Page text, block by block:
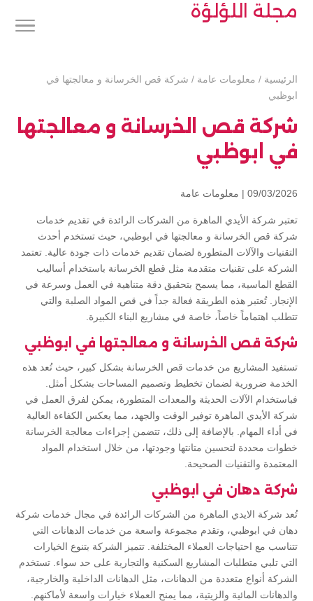
مجلة اللؤلؤة
الرئيسية / معلومات عامة / شركة قص الخرسانة و معالجتها في
ابوظبي
شركة قص الخرسانة و معالجتها
في ابوظبي
09/03/2026 | معلومات عامة
تعتبر شركة الأيدي الماهرة من الشركات الرائدة في تقديم خدمات
شركة قص الخرسانة و معالجتها في ابوظبي، حيث تستخدم أحدث
التقنيات والآلات المتطورة لضمان تقديم خدمات ذات جودة عالية. تعتمد
الشركة على تقنيات متقدمة مثل قطع الخرسانة باستخدام أساليب
القطع الماسية، مما يسمح بتحقيق دقة متناهية في العمل وسرعة في
الإنجاز. تُعتبر هذه الطريقة فعالة جداً في قص المواد الصلبة والتي
تتطلب اهتماماً خاصاً، خاصة في مشاريع البناء الكبيرة.
شركة قص الخرسانة و معالجتها في ابوظبي
تستفيد المشاريع من خدمات قص الخرسانة بشكل كبير، حيث تُعد هذه
الخدمة ضرورية لضمان تخطيط وتصميم المساحات بشكل أمثل.
فباستخدام الآلات الحديثة والمعدات المتطورة، يمكن لفرق العمل في
شركة الأيدي الماهرة توفير الوقت والجهد، مما يعكس الكفاءة العالية
في أداء المهام. بالإضافة إلى ذلك، تتضمن إجراءات معالجة الخرسانة
خطوات محددة لتحسين متانتها وجودتها، من خلال استخدام المواد
المعتمدة والتقنيات الصحيحة.
شركة دهان في ابوظبي
تُعد شركة الايدي الماهرة من الشركات الرائدة في مجال خدمات شركة
دهان في ابوظبي، وتقدم مجموعة واسعة من خدمات الدهانات التي
تتناسب مع احتياجات العملاء المختلفة. تتميز الشركة بتنوع الخيارات
التي تلبي متطلبات المشاريع السكنية والتجارية على حد سواء. تستخدم
الشركة أنواع متعددة من الدهانات، مثل الدهانات الداخلية والخارجية،
والدهانات المائية والزيتية، مما يمنح العملاء خيارات واسعة لأماكنهم.